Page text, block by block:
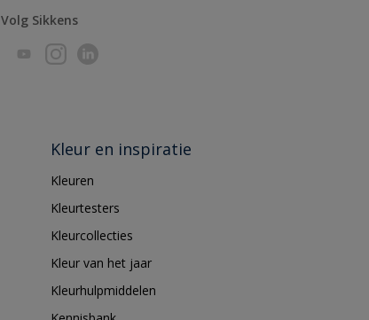
Volg Sikkens
Kleur en inspiratie
Kleuren
Kleurtesters
Kleurcollecties
Kleur van het jaar
Kleurhulpmiddelen